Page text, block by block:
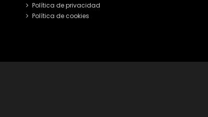
Política de privacidad
Política de cookies